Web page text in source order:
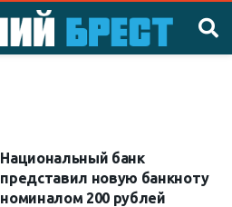
Национальный банк
представил новую банкноту
номиналом 200 рублей